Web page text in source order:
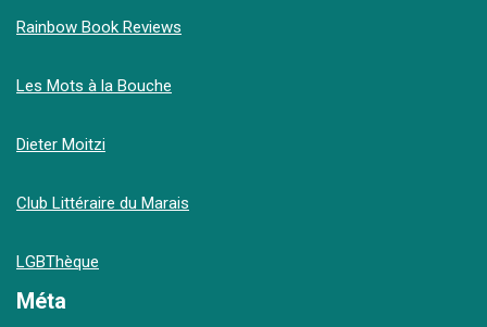
Rainbow Book Reviews
Les Mots à la Bouche
Dieter Moitzi
Club Littéraire du Marais
LGBThèque
Méta